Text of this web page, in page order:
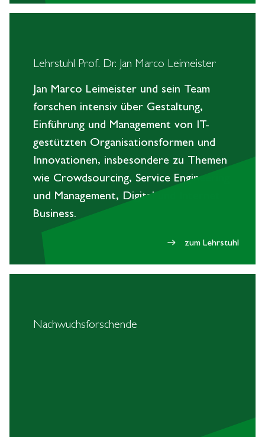
Lehrstuhl Prof. Dr. Jan Marco Leimeister
Jan Marco Leimeister und sein Team
forschen intensiv über Gestaltung,
Einführung und Management von IT-
gestützten Organisationsformen und
Innovationen, insbesondere zu Themen
wie Crowdsourcing, Service Engineering
und Management, Digital und Internet
Business.
east zum Lehrstuhl
Nachwuchsforschende